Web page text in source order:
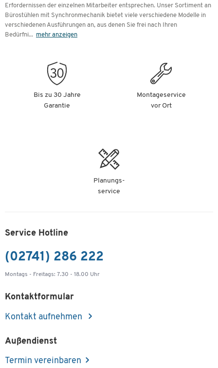
Erfordernissen der einzelnen Mitarbeiter entsprechen. Unser Sortiment an
Bürostühlen mit Synchronmechanik bietet viele verschiedene Modelle in
verschiedenen Ausführungen an, aus denen Sie frei nach Ihren
Bedürfni... mehr anzeigen
Bis zu 30 Jahre
Garantie
Montageservice
vor Ort
Planungs-
service
Service Hotline
(02741) 286 222
Montags - Freitags: 7.30 - 18.00 Uhr
Kontaktformular
Kontakt aufnehmen
Außendienst
Termin vereinbaren